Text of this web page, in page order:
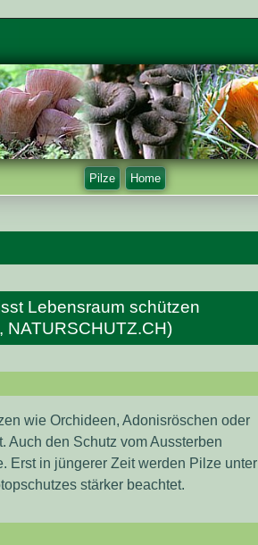
Pilze Home
Lebensraum schützen
NATURSCHUTZ.CH)
wie Orchideen, Adonisröschen oder
Auch den Schutz vom Aussterben
Erst in jüngerer Zeit werden Pilze unter
stärker beachtet.